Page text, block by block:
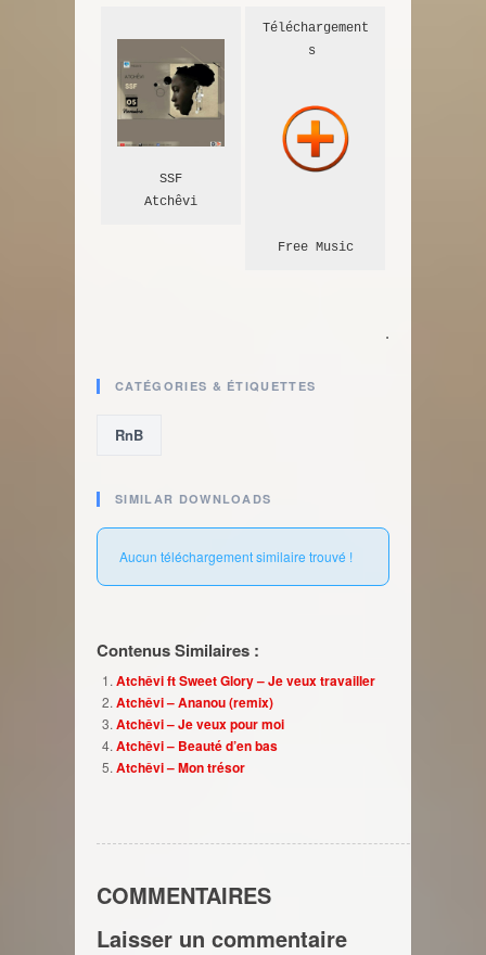
SSF
Atchêvi
Téléchargement
s
Free Music
.
CATÉGORIES & ÉTIQUETTES
RnB
SIMILAR DOWNLOADS
Aucun téléchargement similaire trouvé !
Contenus Similaires :
Atchêvi ft Sweet Glory – Je veux travailler
Atchêvi – Ananou (remix)
Atchêvi – Je veux pour moi
Atchêvi – Beauté d’en bas
Atchêvi – Mon trésor
COMMENTAIRES
Laisser un commentaire